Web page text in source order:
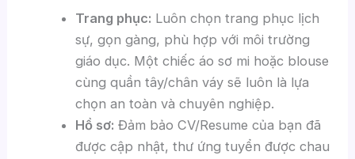
Trang phục: Luôn chọn trang phục lịch
sự, gọn gàng, phù hợp với môi trường
giáo dục. Một chiếc áo sơ mi hoặc blouse
cùng quần tây/chân váy sẽ luôn là lựa
chọn an toàn và chuyên nghiệp.
Hồ sơ: Đảm bảo CV/Resume của bạn đã
được cập nhật, thư ứng tuyển được chau